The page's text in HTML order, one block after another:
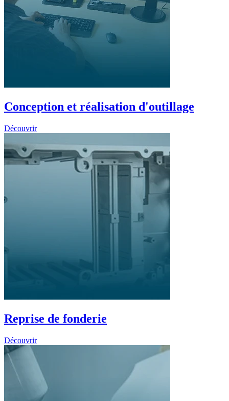
Conception et réalisation d'outillage
Découvrir
Reprise de fonderie
Découvrir